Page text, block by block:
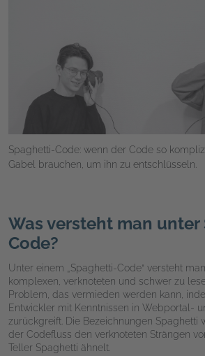
Spaghetti-Code: wenn der Code so
Gabel brauchen, um ihn zu entschlüsseln.
Was versteht man
Code?
Unter einem „Spaghetti-Code“ versteht
komplexen, verknoteten und schwer zu
Problem, das vermieden werden kann,
Entwickler mit Kenntnissen in Webportal-
zurückgreift. Die Bezeichnungen Spaghetti
der Codefluss den verknoteten Strängen
Teller Spaghetti ähnelt.